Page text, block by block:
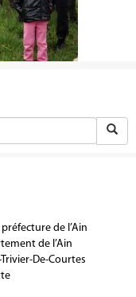
de l’Ain
de l’Ain
De-Courtes